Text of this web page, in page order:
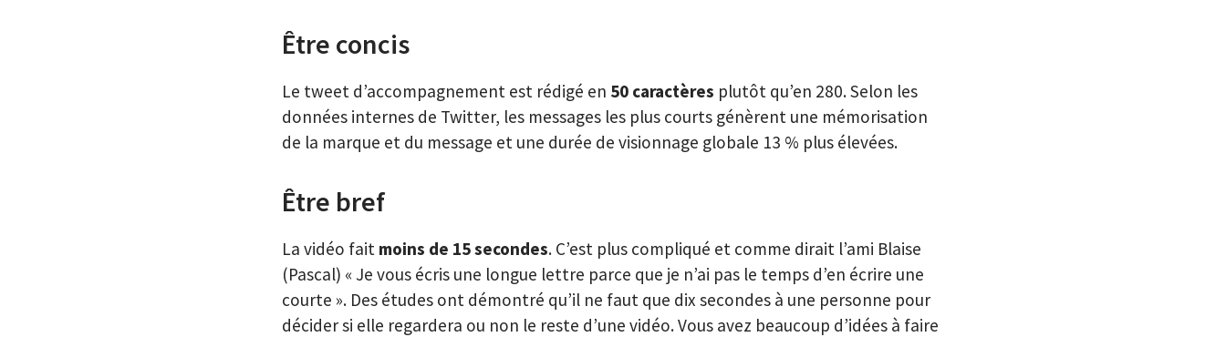
Être concis
Le tweet d’accompagnement est rédigé en 50 caractères plutôt qu’en 280. Selon les
données internes de Twitter, les messages les plus courts génèrent une mémorisation
de la marque et du message et une durée de visionnage globale 13 % plus élevées.
Être bref
La vidéo fait moins de 15 secondes. C’est plus compliqué et comme dirait l’ami Blaise
(Pascal) « Je vous écris une longue lettre parce que je n’ai pas le temps d’en écrire une
courte ». Des études ont démontré qu’il ne faut que dix secondes à une personne pour
décider si elle regardera ou non le reste d’une vidéo. Vous avez beaucoup d’idées à faire